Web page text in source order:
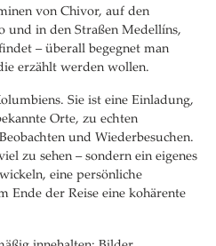
von Chivor, auf den
und in den Straßen Medellíns,
– überall begegnet man
erzählt werden wollen.
Sie ist eine Einladung,
Orte, zu echten
und Wiederbesuchen.
zu sehen – sondern ein eigenes
eine persönliche
Ende der Reise eine kohärente